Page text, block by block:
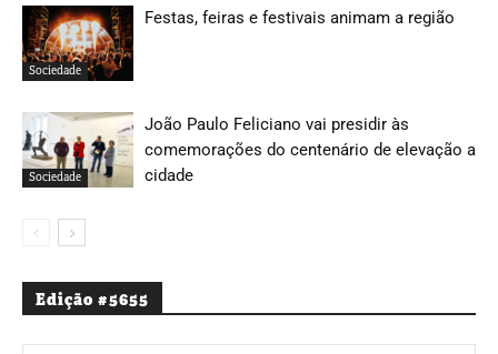
Sociedade
Festas, feiras e festivais animam a região
Sociedade
João Paulo Feliciano vai presidir às
comemorações do centenário de elevação a
cidade
Edição #5655